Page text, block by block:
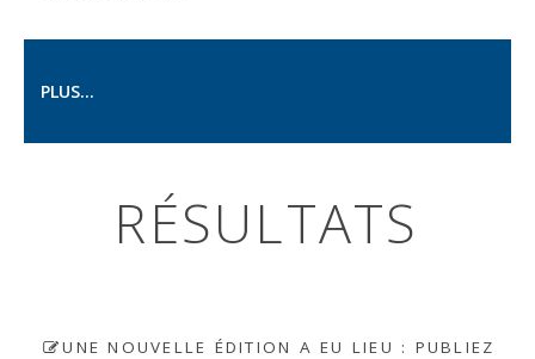
PLUS...
RÉSULTATS
UNE NOUVELLE ÉDITION A EU LIEU : PUBLIEZ